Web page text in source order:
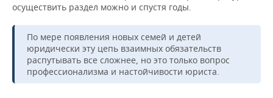
осуществить раздел можно и спустя годы.
По мере появления новых семей и детей
юридически эту цепь взаимных обязательств
распутывать все сложнее, но это только вопрос
профессионализма и настойчивости юриста.